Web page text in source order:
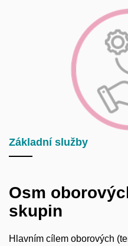
Základní služby
Osm
skupin
Hlavním cílem oborových